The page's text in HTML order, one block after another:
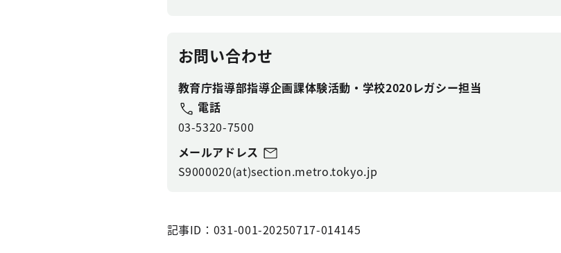
お問い合わせ
教育庁指導部指導企画課体験活動・学校2020レガシー担当
電話
03-5320-7500
メールアドレス
S9000020(at)section.metro.tokyo.jp
記事ID：031-001-20250717-014145